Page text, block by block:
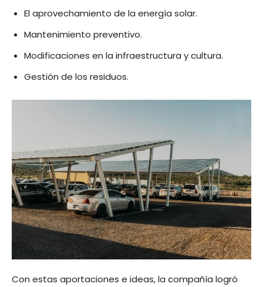
El aprovechamiento de la energía solar.
Mantenimiento preventivo.
Modificaciones en la infraestructura y cultura.
Gestión de los residuos.
Con estas aportaciones e ideas, la compañía logró